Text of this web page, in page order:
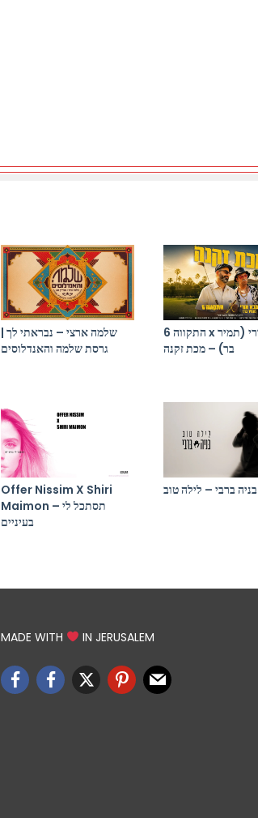
שלמה ארצי – נבראתי לך |
גרסת שלמה והאנדלוסים
התקווה 6 x סבא אורי (תמיר
בר) – מכת זקנה
Offer Nissim X Shiri
Maimon – תסתכל לי
בעיניים
בניה ברבי – לילה טוב
MADE WITH IN JERUSALEM